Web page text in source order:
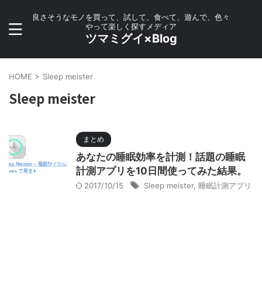
良さそうなモノを買って、試して、食べて、遊んで、色々
やって楽しく探すメディア
ツマミグイ×Blog
HOME > Sleep meister
Sleep meister
まとめ
あなたの睡眠効率を計測！話題の睡眠
計測アプリを10日間使ってみた結果。
2017/10/15 Sleep meister, 睡眠計測アプリ